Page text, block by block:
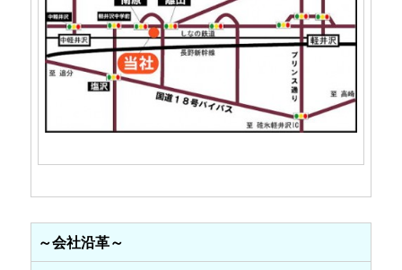
～会社沿革～